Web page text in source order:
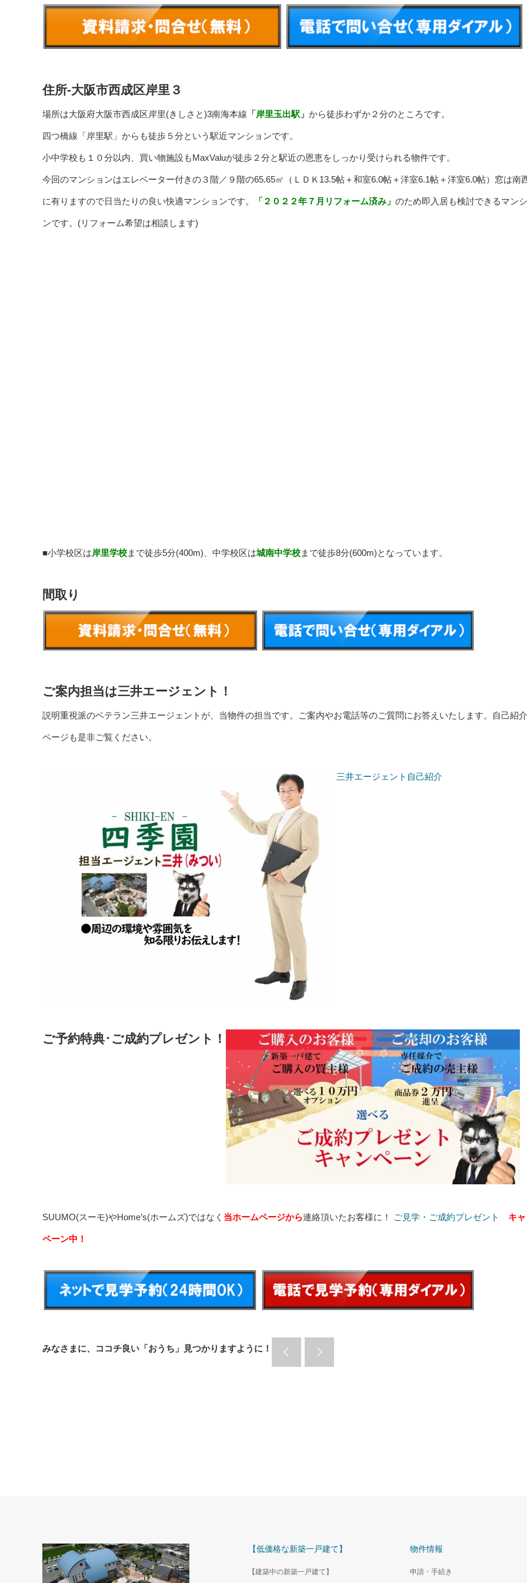
住所-大阪市西成区岸里３
場所は大阪府大阪市西成区岸里(きしさと)3南海本線 「岸里玉出駅」 から徒歩わずか２分のところです。
四つ橋線「岸里駅」からも徒歩５分という駅近マンションです。
小中学校も１０分以内、買い物施設もMaxValuが徒歩２分と駅近の恩恵をしっかり受けられる物件です。
今回のマンションはエレベーター付きの３階／９階の65.65㎡（ＬＤＫ13.5帖＋和室6.0帖＋洋室6.1帖＋洋室6.0帖）窓は南
に有りますので日当たりの良い快適マンションです。 「２０２２年７月リフォーム済み」 のため即入居も検討できるマン
ンです。(リフォーム希望は相談します)
■小学校区は岸里学校まで徒歩5分(400m)、中学校区は城南中学校まで徒歩8分(600m)となっています。
間取り
ご案内担当は三井エージェント！
説明重視派のベテラン三井エージェントが、当物件の担当です。ご案内やお電話等のご質問にお答えいたします。自己紹
ページも是非ご覧ください。
三井エージェント自己紹介
ご予約特典･ご成約プレゼント！
SUUMO(スーモ)やHome’s(ホームズ)ではなく 当ホームページから連絡頂いたお客様に！ ご見学・ご成約プレゼント キャ
ペーン中！
みなさまに、ココチ良い「おうち」見つかりますように！
【低価格な新築一戸建て】
【建築中の新築一戸建て】
物件情報
申請・手続き